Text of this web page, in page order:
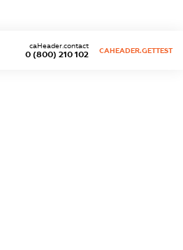
0 (800) 210 102
caHeader.contact
CAHEADER.GETTEST